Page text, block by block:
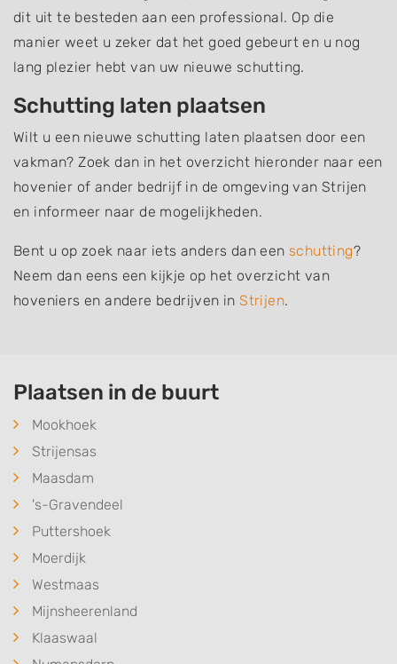
dit uit te besteden aan een professional. Op die
manier weet u zeker dat het goed gebeurt en u nog
lang plezier hebt van uw nieuwe schutting.
Schutting laten plaatsen
Wilt u een nieuwe schutting laten plaatsen door een
vakman? Zoek dan in het overzicht hieronder naar een
hovenier of ander bedrijf in de omgeving van Strijen
en informeer naar de mogelijkheden.
Bent u op zoek naar iets anders dan een schutting?
Neem dan eens een kijkje op het overzicht van
hoveniers en andere bedrijven inStrijen.
Plaatsen in de buurt
Mookhoek
Strijensas
Maasdam
's-Gravendeel
Puttershoek
Moerdijk
Westmaas
Mijnsheerenland
Klaaswaal